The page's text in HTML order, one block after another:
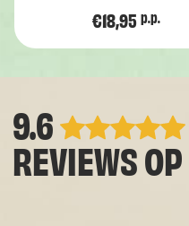
€18,95 p.p.
9.6
REVIEWS OP